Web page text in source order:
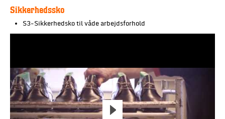
Sikkerhedssko
S3-Sikkerhedsko til våde arbejdsforhold